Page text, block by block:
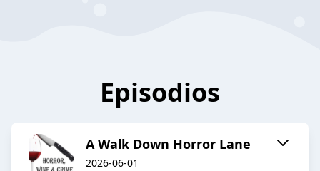
Episodios
A Walk Down Horror Lane
2026-06-01